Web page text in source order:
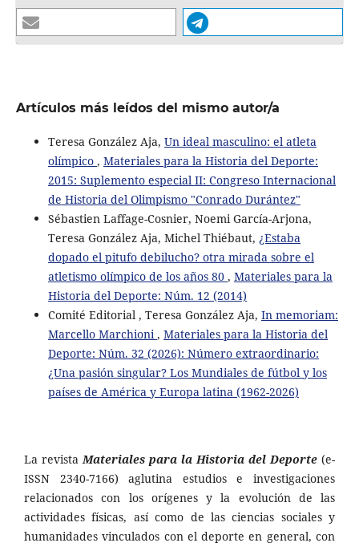
Artículos más leídos del mismo autor/a
Teresa González Aja, Un ideal masculino: el atleta
olímpico , Materiales para la Historia del Deporte:
2015: Suplemento especial II: Congreso Internacional
de Historia del Olimpismo "Conrado Durántez"
Sébastien Laffage-Cosnier, Noemi García-Arjona,
Teresa González Aja, Michel Thiébaut, ¿Estaba
dopado el pitufo debilucho? otra mirada sobre el
atletismo olímpico de los años 80 , Materiales para la
Historia del Deporte: Núm. 12 (2014)
Comité Editorial , Teresa González Aja, In memoriam:
Marcello Marchioni , Materiales para la Historia del
Deporte: Núm. 32 (2026): Número extraordinario:
¿Una pasión singular? Los Mundiales de fútbol y los
países de América y Europa latina (1962-2026)
La revista Materiales para la Historia del Deporte (e-
ISSN 2340-7166) aglutina estudios e investigaciones
relacionados con los orígenes y la evolución de las
actividades físicas, así como de las ciencias sociales y
humanidades vinculados con el deporte en general, con